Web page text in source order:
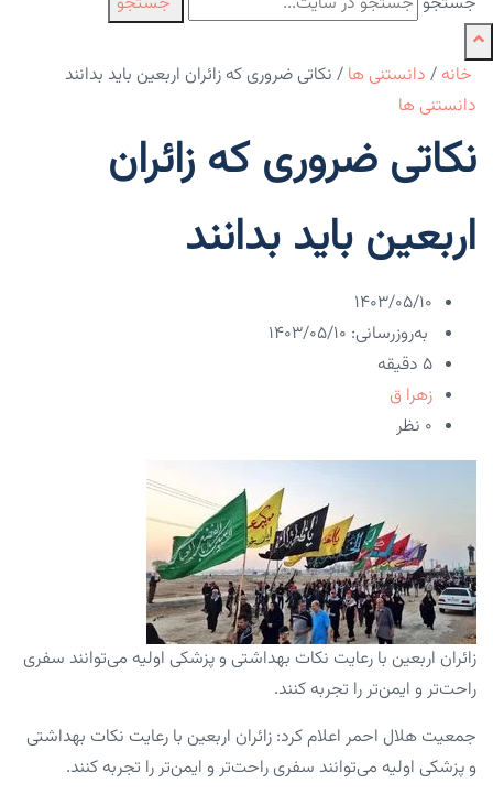
خانه / دانستنی ها / نکاتی ضروری که زائران اربعین باید بدانند
دانستنی ها
نکاتی ضروری که زائران
اربعین باید بدانند
۱۴۰۳/۰۵/۱۰
به‌روزرسانی: ۱۴۰۳/۰۵/۱۰
5 دقیقه
زهرا ق
۰ نظر
زائران اربعین با رعایت نکات بهداشتی و پزشکی اولیه می‌توانند سفری
راحت‌تر و ایمن‌تر را تجربه کنند.
جمعیت هلال احمر اعلام کرد: زائران اربعین با رعایت نکات بهداشتی
و پزشکی اولیه می‌توانند سفری راحت‌تر و ایمن‌تر را تجربه کنند.